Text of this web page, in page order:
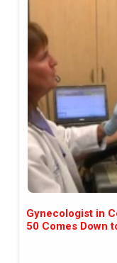
Gynecologist in
50 Comes Down